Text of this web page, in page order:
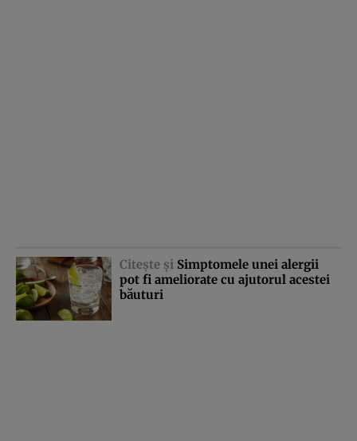
Citeşte şi Simptomele unei alergii
pot fi ameliorate cu ajutorul acestei
băuturi